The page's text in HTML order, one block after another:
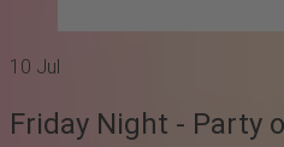
10 Jul
Friday Night - Party